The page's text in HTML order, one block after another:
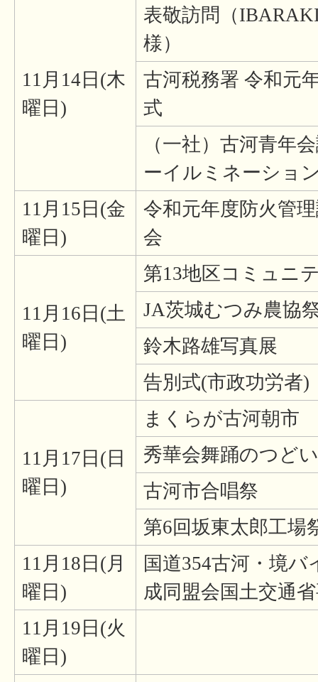
11月14日(木
曜日)
表敬訪問（
様）
古河税務署 令和元
式
（一社）古河青年
ーイルミネーショ
11月15日(金
曜日)
令和元年度防火管
会
11月16日(土
曜日)
第13地区コミュニ
JA茨城むつみ農協
鈴木路雄写真展
告別式(市政功労者)
11月17日(日
曜日)
まくらが古河朝市
秀華会舞踊のつど
古河市合唱祭
第6回坂東太郎工場
11月18日(月
曜日)
国道354古河・境
成同盟会国土交通
11月19日(火
曜日)